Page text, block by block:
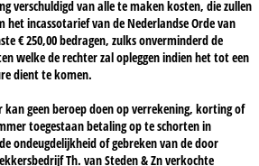
verschuldigd van alle te maken kosten, die zullen
het incassotarief van de Nederlandse Orde van
€ 250,00 bedragen, zulks onverminderd de
welke de rechter zal opleggen indien het tot een
dient te komen.
geen beroep doen op verrekening, korting of
toegestaan betaling op te schorten in
ondeugdelijkheid of gebreken van de door
Th. van Steden & Zn verkochte